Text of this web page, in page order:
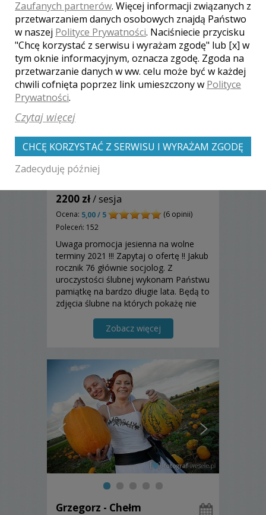
Jakub - Lublin
2200 zł/ sesja
Ocena: 5,00 / 5
(6 opinii)
Poleceń: 152
Uwaga promocja jesienna na wolne
terminy 2021 !!! Zapytaj o ofertę !! Jakub
rocznik 76 głównie socjolog. Z
uroczystości ślubnej wykonam Państwu
pamiątkę na bardzo długie lata. Będą to
zdjęcia ślubne na których pokażę nie
ale i Wasze emocje i uczucia.
Zapraszam do zapoznania się z moją
Zobacz więcej
Grzegorz - Chełm
Zaufanych partnerów. Więcej informacji związanych z
przetwarzaniem danych osobowych znajdą Państwo
w naszej Polityce Prywatności. Naciśniecie przycisku
"Chcę korzystać z serwisu i wyrażam zgodę" lub [x] w
tym oknie informacyjnym, oznacza zgodę. Zgoda na
przetwarzanie danych w ww. celu może być w każdej
chwili cofnięta poprzez link umieszczony w Polityce
Prywatności.
Czytaj więcej
CHCĘ KORZYSTAĆ Z SERWISU I WYRAŻAM ZGODĘ
Zadecyduję później